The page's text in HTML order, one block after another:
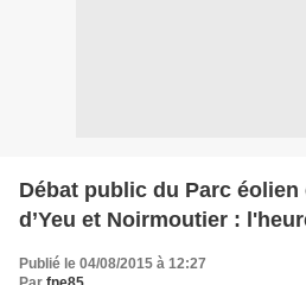
Débat public du Parc éolien
d’Yeu et
Publié le 04/08/2015 à 12:27